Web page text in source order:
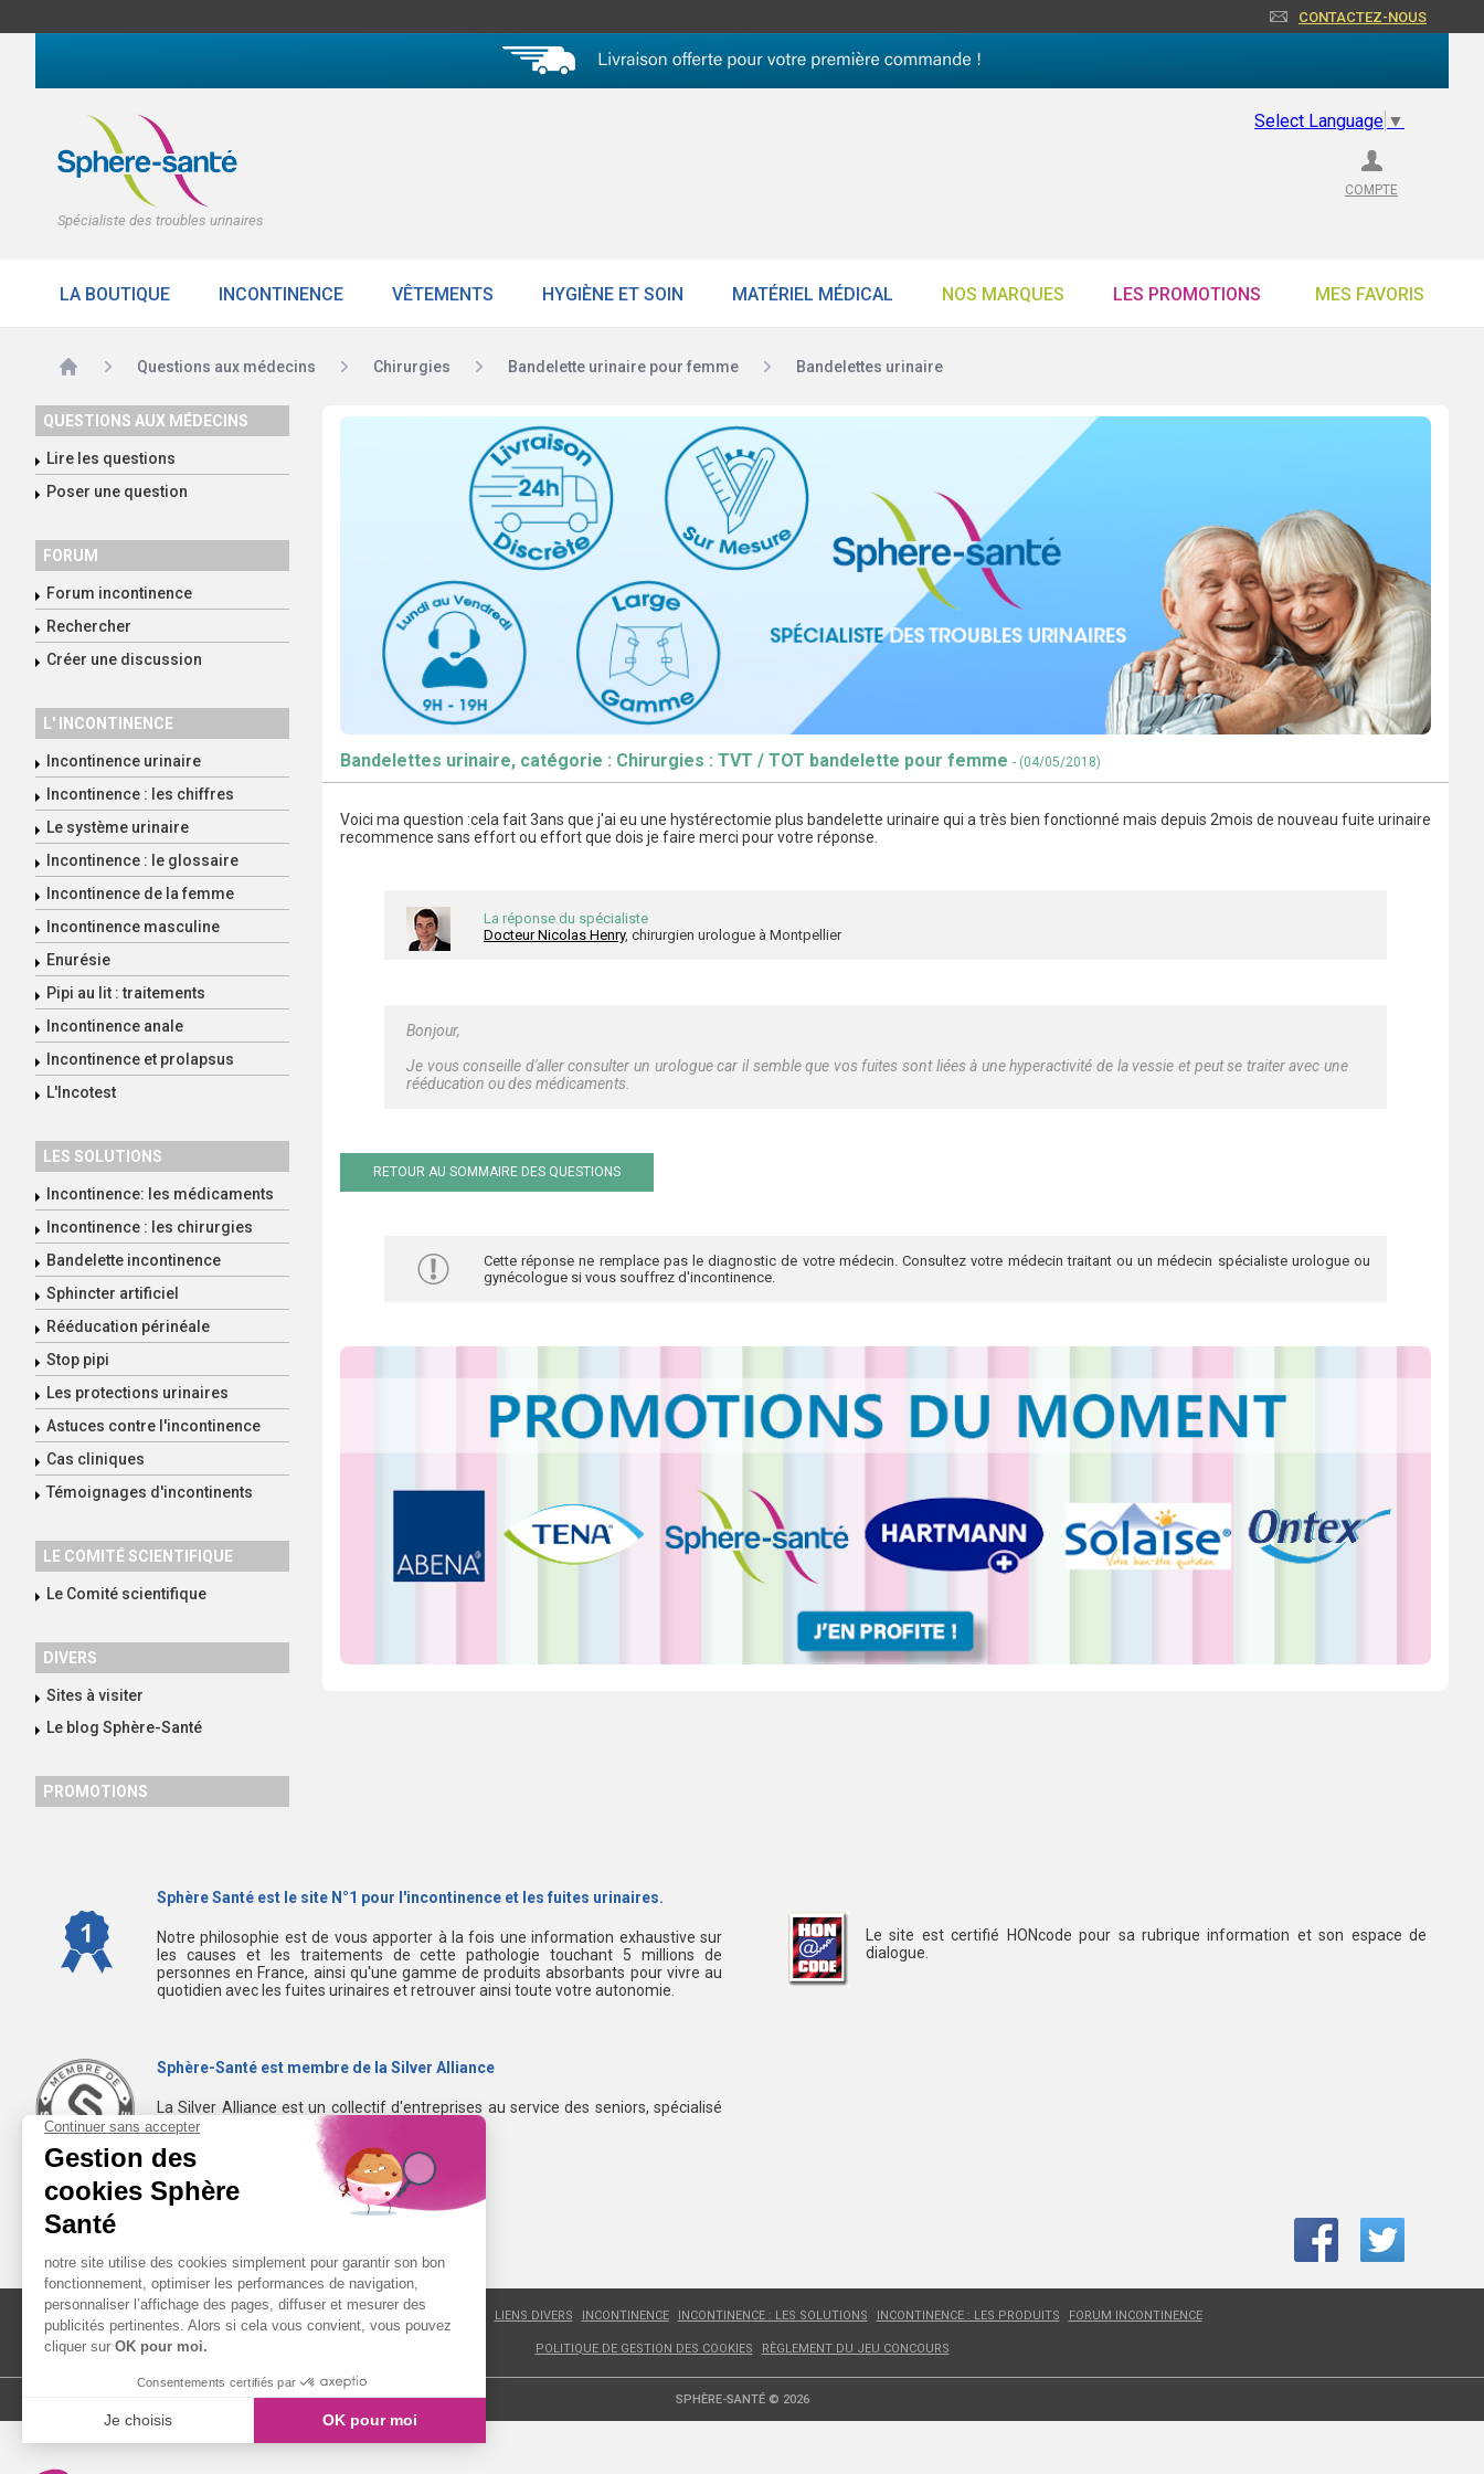
CONTACTEZ-NOUS
Spécialiste des troubles urinaires
Select Language ▼
COMPTE
LA BOUTIQUE INCONTINENCE VÊTEMENTS HYGIÈNE ET SOIN MATÉRIEL MÉDICAL NOS MARQUES LES PROMOTIONS MES FAVORIS
Accueil Questions aux médecins Chirurgies Bandelette urinaire pour femme Bandelettes urinaire
QUESTIONS AUX MÉDECINS
Lire les questions
Poser une question
FORUM
Forum incontinence
Rechercher
Créer une discussion
L' INCONTINENCE
Incontinence urinaire
Incontinence : les chiffres
Le système urinaire
Incontinence : le glossaire
Incontinence de la femme
Incontinence masculine
Enurésie
Pipi au lit : traitements
Incontinence anale
Incontinence et prolapsus
L'Incotest
LES SOLUTIONS
Incontinence: les médicaments
Incontinence : les chirurgies
Bandelette incontinence
Sphincter artificiel
Rééducation périnéale
Stop pipi
Les protections urinaires
Astuces contre l'incontinence
Cas cliniques
Témoignages d'incontinents
LE COMITÉ SCIENTIFIQUE
Le Comité scientifique
DIVERS
Sites à visiter
Le blog Sphère-Santé
PROMOTIONS
Bandelettes urinaire, catégorie : Chirurgies : TVT / TOT bandelette pour femme - (04/05/2018)
Voici ma question :cela fait 3ans que j'ai eu une hystérectomie plus bandelette urinaire qui a très bien fonctionné mais depuis 2mois de nouveau fuite urinaire
recommence sans effort ou effort que dois je faire merci pour votre réponse.
La réponse du spécialiste
Docteur Nicolas Henry, chirurgien urologue à Montpellier
Bonjour,
Je vous conseille d'aller consulter un urologue car il semble que vos fuites sont liées à une hyperactivité de la vessie et peut se traiter avec une
rééducation ou des médicaments.
RETOUR AU SOMMAIRE DES QUESTIONS
Cette réponse ne remplace pas le diagnostic de votre médecin. Consultez votre médecin traitant ou un médecin spécialiste urologue ou
gynécologue si vous souffrez d'incontinence.
Sphère Santé est le site N°1 pour l'incontinence et les fuites urinaires.
Notre philosophie est de vous apporter à la fois une information exhaustive sur
les causes et les traitements de cette pathologie touchant 5 millions de
personnes en France, ainsi qu'une gamme de produits absorbants pour vivre au
quotidien avec les fuites urinaires et retrouver ainsi toute votre autonomie.
Le site est certifié HONcode pour sa rubrique information et son espace de
dialogue.
Sphère-Santé est membre de la Silver Alliance
La Silver Alliance est un collectif d'entreprises au service des seniors, spécialisé
dans le bien vieillir à domicile.
Découvrez la Silver Alliance
LIENS DIVERS INCONTINENCE INCONTINENCE : LES SOLUTIONS INCONTINENCE : LES PRODUITS FORUM INCONTINENCE
POLITIQUE DE GESTION DES COOKIES RÈGLEMENT DU JEU CONCOURS
SPHÈRE-SANTÉ © 2026